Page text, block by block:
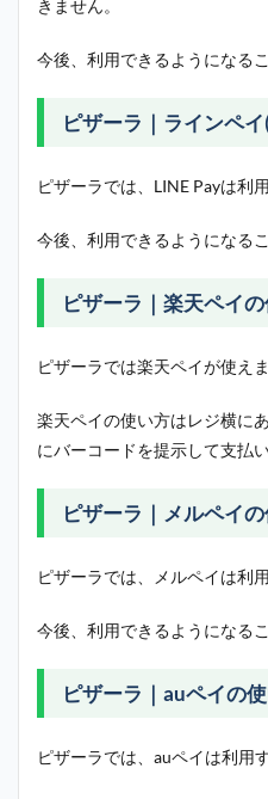
きません。
今後、利用できるようになる
ピザーラ｜ラインペ
ピザーラでは、LINE Payは利
今後、利用できるようになる
ピザーラ｜楽天ペイ
ピザーラでは楽天ペイが使えま
楽天ペイの使い方はレジ横に
にバーコードを提示して支払
ピザーラ｜メルペイ
ピザーラでは、メルペイは利
今後、利用できるようになる
ピザーラ｜auペイの
ピザーラでは、auペイは利用